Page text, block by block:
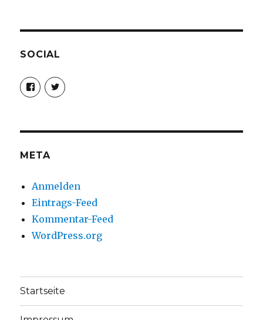
SOCIAL
Profil
von
christoph.fleischer1
anzeigen
Profil
von
anzeigen
META
Anmelden
Eintrags-Feed
Kommentar-Feed
WordPress.org
Startseite